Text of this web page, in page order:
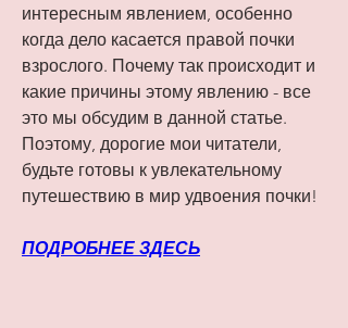
интересным явлением, особенно
когда дело касается правой почки
взрослого. Почему так происходит и
какие причины этому явлению - все
это мы обсудим в данной статье.
Поэтому, дорогие мои читатели,
будьте готовы к увлекательному
путешествию в мир удвоения почки!
ПОДРОБНЕЕ ЗДЕСЬ